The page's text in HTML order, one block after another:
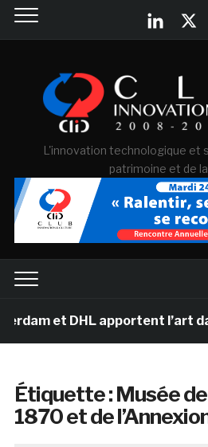
L'innovation technologique et
patrimoine et de
et DHL apportent l’art
Étiquette :Musée
1870 et de